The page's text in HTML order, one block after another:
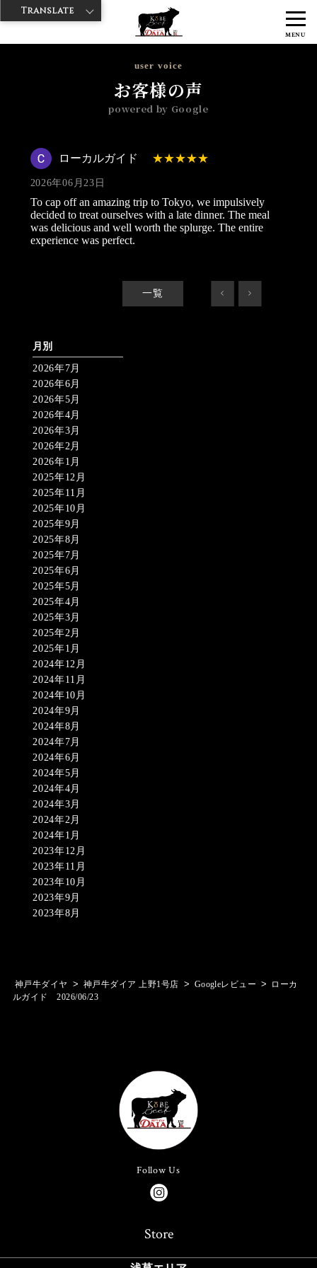
MENU
神戸牛ダイヤ > 神戸牛ダイア 上野1号店
ローカ
user voice
お客様の声
powered by Google
ローカルガイド
2026年06月23日
To cap off an amazing trip to Tokyo, we impulsively
decided to treat ourselves with a late dinner. The meal
was delicious and well worth the splurge. The entire
experience was perfect.
一覧 < >
月別
2026年7月
2026年6月
2026年5月
2026年4月
2026年3月
2026年2月
2026年1月
2025年12月
2025年11月
2025年10月
2025年9月
2025年8月
2025年7月
2025年6月
2025年5月
2025年4月
2025年3月
2025年2月
2025年1月
2024年12月
2024年11月
2024年10月
2024年9月
2024年8月
2024年7月
2024年6月
2024年5月
2024年4月
2024年3月
2024年2月
2024年1月
2023年12月
2023年11月
2023年10月
2023年9月
2023年8月
神戸牛ダイヤ > 神戸牛ダイア 上野1号店 > Googleレビュー >
ローカ
ルガイド 2026/06/23
Follow Us
Store
Translate